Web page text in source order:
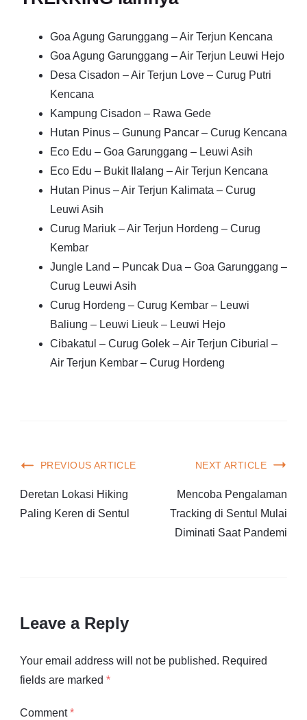
Goa Agung Garunggang – Air Terjun Kencana
Goa Agung Garunggang – Air Terjun Leuwi Hejo
Desa Cisadon – Air Terjun Love – Curug Putri
Kencana
Kampung Cisadon – Rawa Gede
Hutan Pinus – Gunung Pancar – Curug Kencana
Eco Edu – Goa Garunggang – Leuwi Asih
Eco Edu – Bukit Ilalang – Air Terjun Kencana
Hutan Pinus – Air Terjun Kalimata – Curug
Leuwi Asih
Curug Mariuk – Air Terjun Hordeng – Curug
Kembar
Jungle Land – Puncak Dua – Goa Garunggang –
Curug Leuwi Asih
Curug Hordeng – Curug Kembar – Leuwi
Baliung – Leuwi Lieuk – Leuwi Hejo
Cibakatul – Curug Golek – Air Terjun Ciburial –
Air Terjun Kembar – Curug Hordeng
PREVIOUS ARTICLE
Deretan Lokasi Hiking
Paling Keren di Sentul
NEXT ARTICLE
Mencoba Pengalaman
Tracking di Sentul Mulai
Diminati Saat Pandemi
Leave a Reply
Your email address will not be published. Required
fields are marked *
Comment*